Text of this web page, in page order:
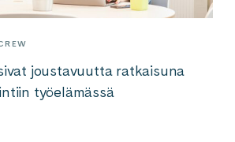
joustavuutta ratkaisuna
työelämässä